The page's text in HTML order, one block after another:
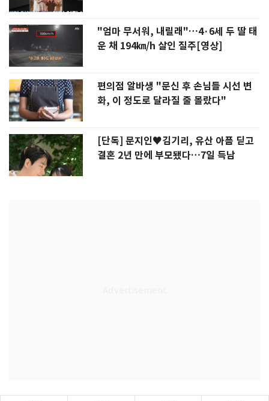
"엄마 무서워, 내릴래"…4·6세 두 딸 태
운 채 194㎞/h 살인 질주[영상]
편의점 알바생 "문신 후 손님들 시선 변
화, 이 정도로 달라질 줄 몰랐다"
[단독] 문지인♥김기리, 유산 아픔 딛고
결혼 2년 만에 부모됐다…7일 득남